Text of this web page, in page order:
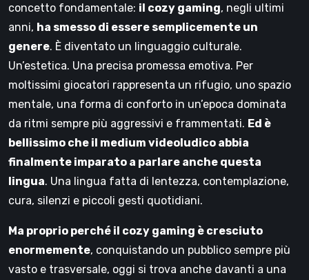
concetto fondamentale: il cozy gaming, negli ultimi
anni, ha smesso di essere semplicemente un
genere. È diventato un linguaggio culturale.
Un’estetica. Una precisa promessa emotiva. Per
moltissimi giocatori rappresenta un rifugio, uno spazio
mentale, una forma di conforto in un’epoca dominata
da ritmi sempre più aggressivi e frammentati. Ed è
bellissimo che il medium videoludico abbia
finalmente imparato a parlare anche questa
lingua. Una lingua fatta di lentezza, contemplazione,
cura, silenzi e piccoli gesti quotidiani.
Ma proprio perché il cozy gaming è cresciuto
enormemente, conquistando un pubblico sempre più
vasto e trasversale, oggi si trova anche davanti a una